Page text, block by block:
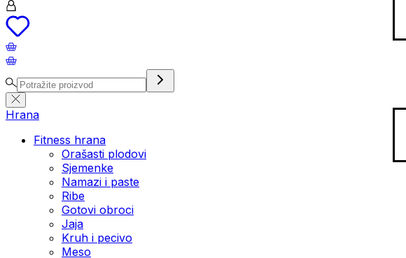
Hrana
Fitness hrana
Orašasti plodovi
Sjemenke
Namazi i paste
Ribe
Gotovi obroci
Jaja
Kruh i pecivo
Meso